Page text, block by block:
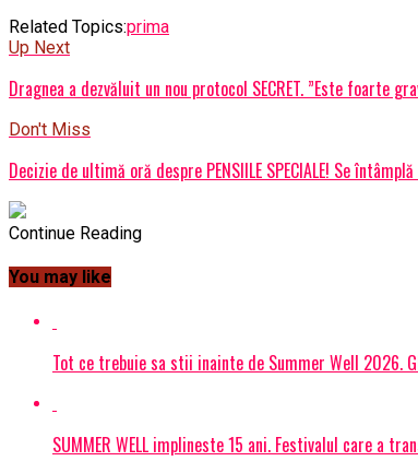
Related Topics:prima
Up Next
Dragnea a dezvăluit un nou protocol SECRET. ”Este foarte
Don't Miss
Decizie de ultimă oră despre PENSIILE SPECIALE! Se
Continue Reading
You may like
Tot ce trebuie sa stii inainte de Summer Well 2026.
SUMMER WELL implineste 15 ani. Festivalul care a